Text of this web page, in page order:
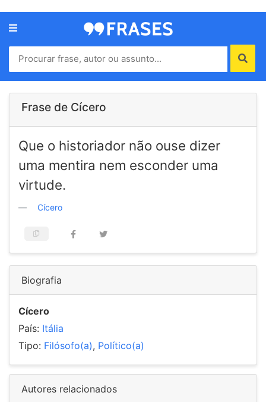
Menu
Home
Autores
de
Contato
Frase de Cícero
Que o historiador não ouse dizer
uma mentira nem esconder uma
virtude.
Cícero
Biografia
Cícero
País: Itália
Tipo: Filósofo(a), Político(a)
Autores relacionados